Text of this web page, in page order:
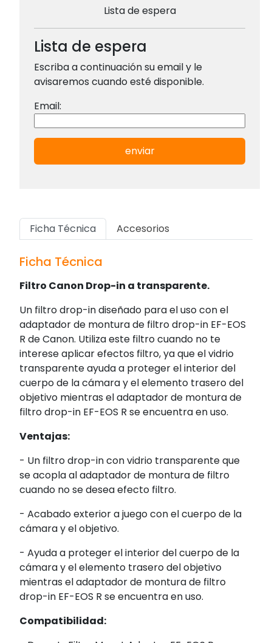
Lista de espera
Lista de espera
Escriba a continuación su email y le
avisaremos cuando esté disponible.
Email:
enviar
Ficha Técnica Accesorios
Ficha Técnica
Filtro Canon Drop-in a transparente.
Un filtro drop-in diseñado para el uso con el
adaptador de montura de filtro drop-in EF-EOS
R de Canon. Utiliza este filtro cuando no te
interese aplicar efectos filtro, ya que el vidrio
transparente ayuda a proteger el interior del
cuerpo de la cámara y el elemento trasero del
objetivo mientras el adaptador de montura de
filtro drop-in EF-EOS R se encuentra en uso.
Ventajas:
- Un filtro drop-in con vidrio transparente que
se acopla al adaptador de montura de filtro
cuando no se desea efecto filtro.
- Acabado exterior a juego con el cuerpo de la
cámara y el objetivo.
- Ayuda a proteger el interior del cuerpo de la
cámara y el elemento trasero del objetivo
mientras el adaptador de montura de filtro
drop-in EF-EOS R se encuentra en uso.
Compatibilidad: